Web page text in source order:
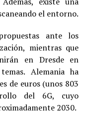
el entorno.
ante los
mientras que
en Dresde en
Alemania ha
de euros (unos 803
del 6G, cuyo
2030.